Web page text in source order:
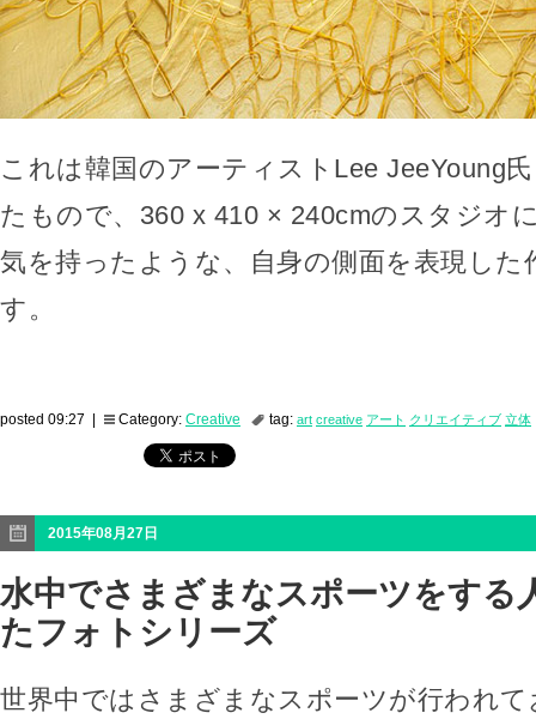
これは韓国のアーティストLee JeeYoung
たもので、360 x 410 × 240cmのスタジオ
気を持ったような、自身の側面を表現した
す。
posted 09:27 | Category: Creative tag: art creative アート クリエイティブ 立体
2015年08月27日
水中でさまざまなスポーツをする
たフォトシリーズ
世界中ではさまざまなスポーツが行われ